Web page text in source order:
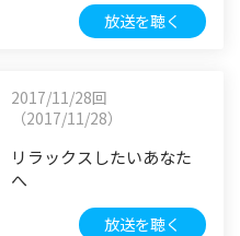
放送を聴く
2017/11/28回
（2017/11/28）
リラックスしたいあなた
へ
放送を聴く